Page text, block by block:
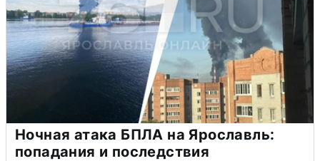
Ночная атака БПЛА на Ярославль:
попадания и последствия